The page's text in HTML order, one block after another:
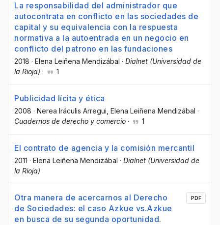
La responsabilidad del administrador que
autocontrata en conflicto en las sociedades de
capital y su equivalencia con la respuesta
normativa a la autoentrada en un negocio en
conflicto del patrono en las fundaciones
2018 · Elena Leiñena Mendizábal · Dialnet (Universidad de
la Rioja) · 1
Publicidad lícita y ética
2008 · Nerea Iráculis Arregui , Elena Leiñena Mendizábal ·
Cuadernos de derecho y comercio · 1
El contrato de agencia y la comisión mercantil
2011 · Elena Leiñena Mendizábal · Dialnet (Universidad de
la Rioja)
Otra manera de acercarnos al Derecho
de Sociedades: el caso Azkue vs.Azkue
en busca de su segunda oportunidad.
PDF